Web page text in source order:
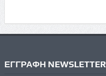
ΕΓΓΡΑΦΗ NEWSLETTER